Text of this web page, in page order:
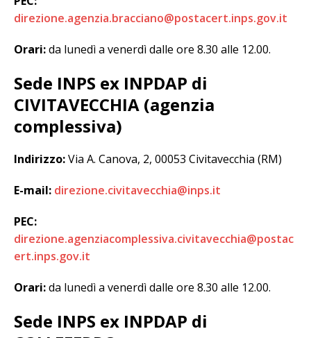
direzione.agenzia.bracciano@postacert.inps.gov.it
Orari:da lunedì a venerdì dalle ore 8.30 alle 12.00.
Sede INPS ex INPDAP di
CIVITAVECCHIA (agenzia
complessiva)
Indirizzo:Via A. Canova, 2, 00053 Civitavecchia (RM)
E-mail: direzione.civitavecchia@inps.it
PEC:
direzione.agenziacomplessiva.civitavecchia@postac
ert.inps.gov.it
Orari:da lunedì a venerdì dalle ore 8.30 alle 12.00.
Sede INPS ex INPDAP di